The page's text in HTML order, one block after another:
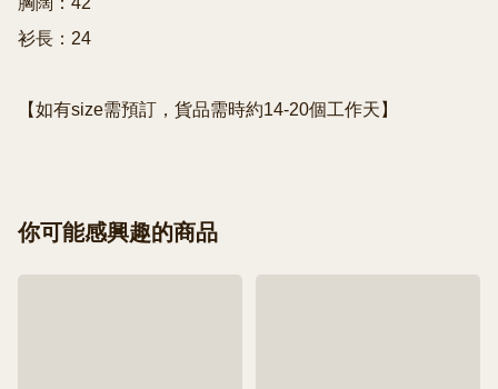
衫長：24
【如有size需預訂，貨品需時約14-20個工作天】
你可能感興趣的商品